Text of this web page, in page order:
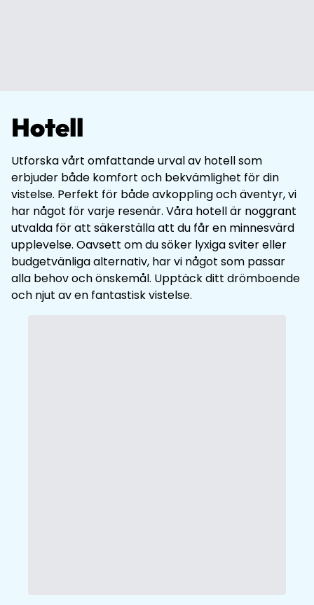
Hotell
Utforska vårt omfattande urval av hotell som
erbjuder både komfort och bekvämlighet för din
vistelse. Perfekt för både avkoppling och äventyr, vi
har något för varje resenär. Våra hotell är noggrant
utvalda för att säkerställa att du får en minnesvärd
upplevelse. Oavsett om du söker lyxiga sviter eller
budgetvänliga alternativ, har vi något som passar
alla behov och önskemål. Upptäck ditt drömboende
och njut av en fantastisk vistelse.